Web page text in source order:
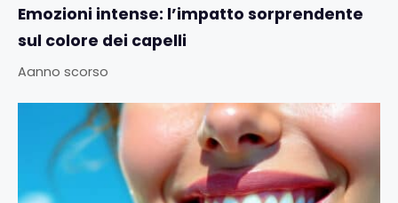
Emozioni intense: l’impatto sorprendente
sul colore dei capelli
Aanno scorso